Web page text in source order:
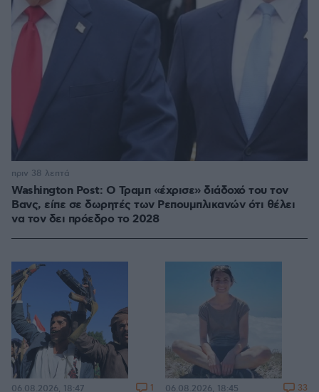
Washington Post: Ο Τραμπ «έχρισε» διάδοχό του τον
Βανς, είπε σε δωρητές των Ρεπουμπλικανών ότι θέλει
να τον δει πρόεδρο το 2028
πριν 38 λεπτά
06.08.2026, 18:47 1 06.08.2026, 18:45 33